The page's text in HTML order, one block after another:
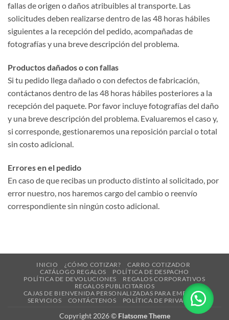
fallas de origen o daños atribuibles al transporte. Las
solicitudes deben realizarse dentro de las 48 horas hábiles
siguientes a la recepción del pedido, acompañadas de
fotografías y una breve descripción del problema.
Productos dañados o con fallas
Si tu pedido llega dañado o con defectos de fabricación,
contáctanos dentro de las 48 horas hábiles posteriores a la
recepción del paquete. Por favor incluye fotografías del daño
y una breve descripción del problema. Evaluaremos el caso y,
si corresponde, gestionaremos una reposición parcial o total
sin costo adicional.
Errores en el pedido
En caso de que recibas un producto distinto al solicitado, por
error nuestro, nos haremos cargo del cambio o reenvío
correspondiente sin ningún costo adicional.
INICIO ¿CÓMO COTIZAR?
CARRO COTIZADOR
CATÁLOGO REGALOS
POLÍTICA DE DESPACHO
POLÍTICA DE DEVOLUCIONES
REGALOS CORPORATIVOS
REGALOS PUBLICITARIOS
CAJAS DE BIENVENIDA PERSONALIZADAS PARA EMPRESAS
SERVICIOS
CONTÁCTENOS POLÍTICA DE PRIVACIDAD
Copyright 2026 © Flatsome Theme